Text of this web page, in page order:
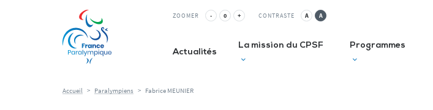
ZOOMER - 0 + CONTRASTE A A
Actualités
La mission du CPSF Programmes
Accueil > Paralympiens > Fabrice MEUNIER